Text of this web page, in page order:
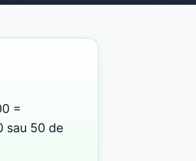
=
sau 50 de